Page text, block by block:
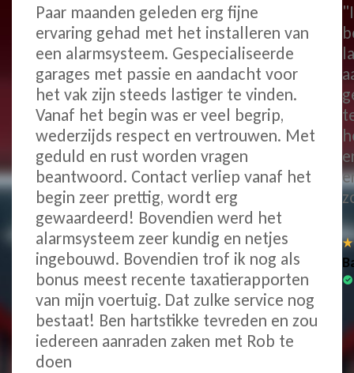
Paar maanden geleden erg fijne
ervaring gehad met het installeren van
een alarmsysteem. Gespecialiseerde
garages met passie en aandacht voor
het vak zijn steeds lastiger te vinden.
Vanaf het begin was er veel begrip,
wederzijds respect en vertrouwen. Met
geduld en rust worden vragen
beantwoord. Contact verliep vanaf het
begin zeer prettig, wordt erg
gewaardeerd! Bovendien werd het
alarmsysteem zeer kundig en netjes
ingebouwd. Bovendien trof ik nog als
bonus meest recente taxatierapporten
van mijn voertuig. Dat zulke service nog
bestaat! Ben hartstikke tevreden en zou
iedereen aanraden zaken met Rob te
doen